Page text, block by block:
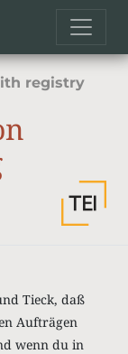
registry
Tieck, daß
Aufträgen
wenn du in